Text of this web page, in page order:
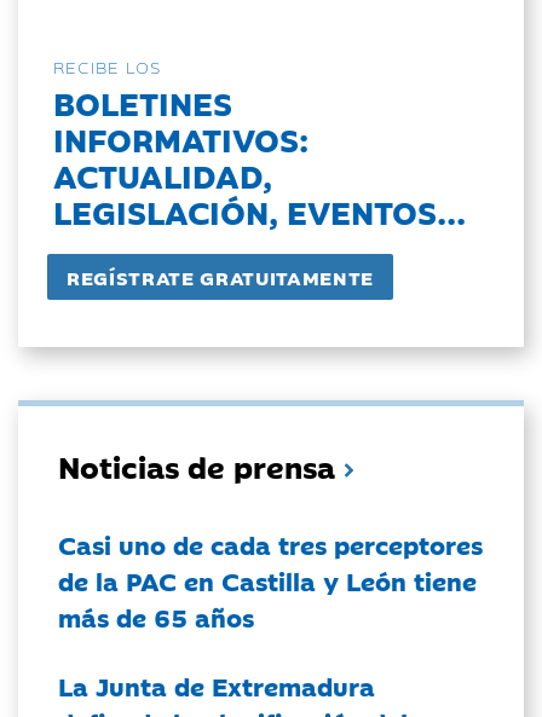
RECIBE LOS
BOLETINES
INFORMATIVOS:
ACTUALIDAD,
LEGISLACIÓN, EVENTOS...
Noticias de prensa
Casi uno de cada tres perceptores
de la PAC en Castilla y León tiene
más de 65 años
La Junta de Extremadura